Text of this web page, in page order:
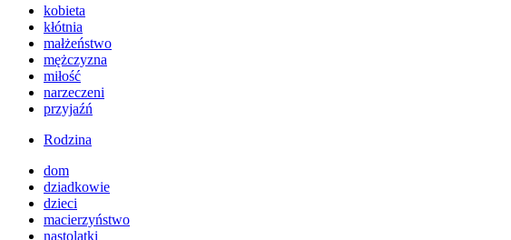
kobieta
kłótnia
małżeństwo
mężczyzna
miłość
narzeczeni
przyjaźń
Rodzina
dom
dziadkowie
dzieci
macierzyństwo
nastolatki